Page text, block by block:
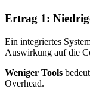
Ertrag 1:
Ein integriertes
Auswirkung auf die
Weniger Tools
Overhead.